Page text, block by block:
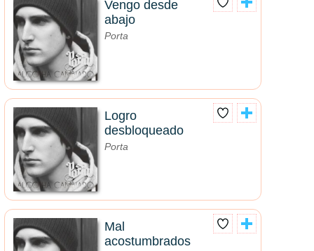
Vengo desde
abajo
Porta
Logro
desbloqueado
Porta
Mal
acostumbrados